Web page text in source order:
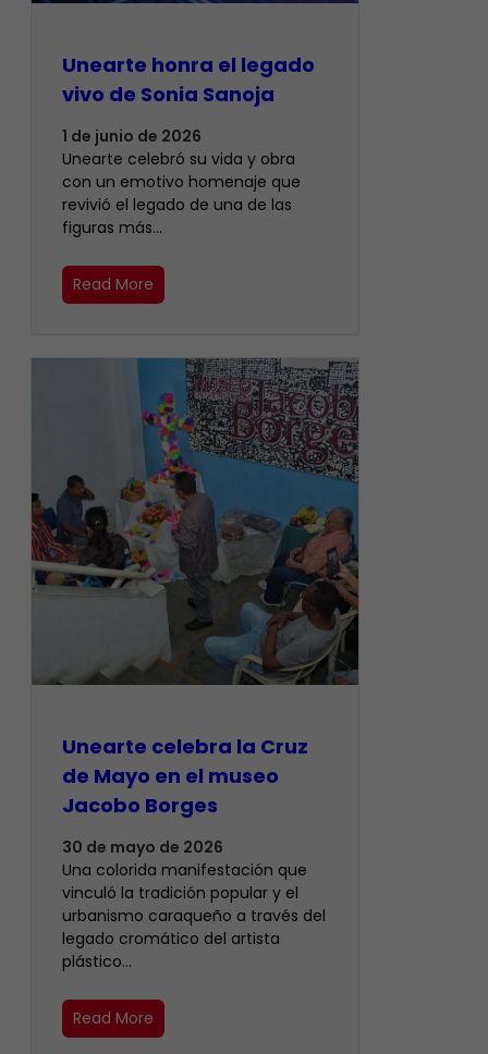
Unearte honra el legado
vivo de Sonia Sanoja
1 de junio de 2026
Unearte celebró su vida y obra
con un emotivo homenaje que
revivió el legado de una de las
figuras más…
Read More
Unearte celebra la Cruz
de Mayo en el museo
Jacobo Borges
30 de mayo de 2026
Una colorida manifestación que
vinculó la tradición popular y el
urbanismo caraqueño a través del
legado cromático del artista
plástico…
Read More